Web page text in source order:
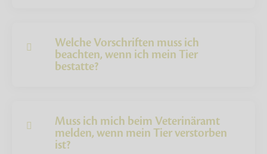
Welche Vorschriften muss ich
beachten, wenn ich mein Tier
bestatte?
Muss ich mich beim Veterinäramt
melden, wenn mein Tier verstorben
ist?